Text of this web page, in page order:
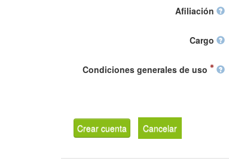
Afiliación
Cargo
Condiciones generales de uso
Crear cuenta Cancelar